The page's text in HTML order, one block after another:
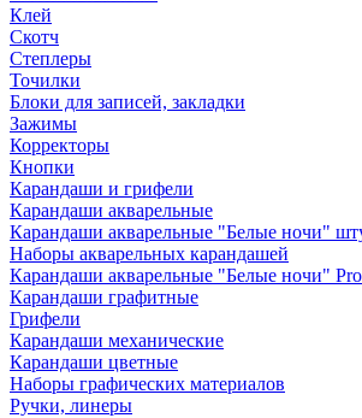
Клей
Скотч
Степлеры
Точилки
Блоки для записей, закладки
Зажимы
Корректоры
Кнопки
Карандаши и грифели
Карандаши акварельные
Карандаши акварельные "Белые ночи"
Наборы акварельных карандашей
Карандаши акварельные "Белые ночи"
Карандаши графитные
Грифели
Карандаши механические
Карандаши цветные
Наборы графических материалов
Ручки, линеры